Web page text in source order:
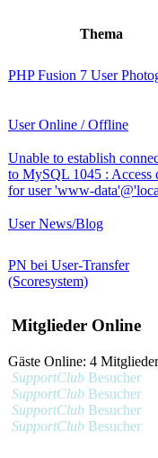
Thema
PHP Fusion 7 User
User Online / Offline
Unable to establish
to MySQL 1045 : Access
for user 'www-
User News/Blog
PN bei User-Transfer
(Scoresystem)
Mitglieder Online
Gäste Online: 4
SupportClub Besucher
SupportClub Besucher
SupportClub Besucher
SupportClub Besucher